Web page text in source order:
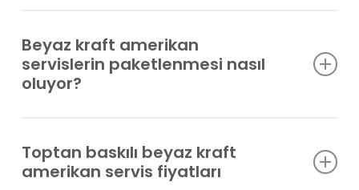
teslim ediyoruz.
Beyaz kraft amerikan
servislerin paketlenmesi nasıl
oluyor?
edilmektedir. Kağıtlar beyaz kağıtla sarılıyor.
Üzerine çember atılarak sabitleniyor.
Toptan baskılı beyaz kraft
amerikan servis fiyatları